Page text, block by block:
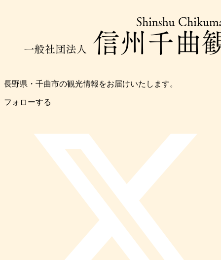
長野県・千曲市の観光情報をお届けいたします。
フォローする